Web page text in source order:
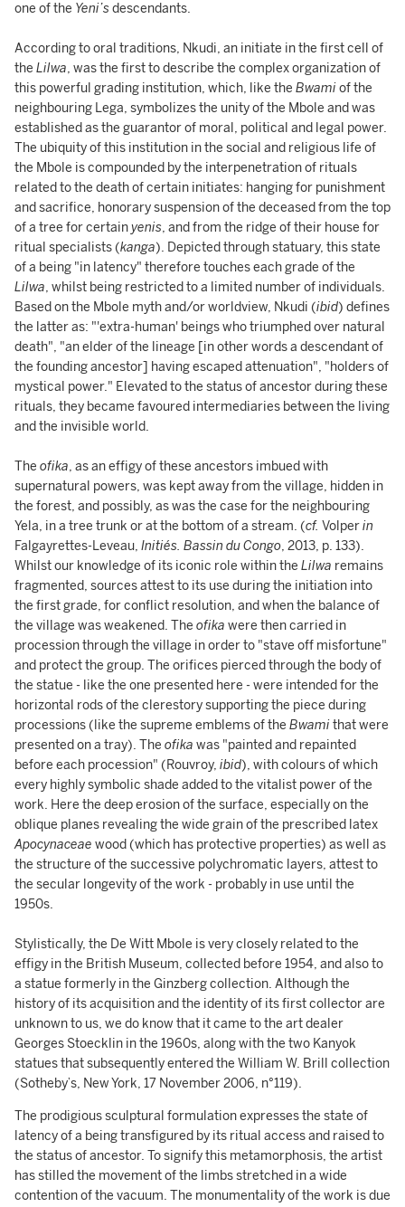
one of the Yeni’sdescendants.
According to oral traditions, Nkudi, an initiate in the first cell of
the Lilwa, was the first to describe the complex organization of
this powerful grading institution, which, like the Bwamiof the
neighbouring Lega, symbolizes the unity of the Mbole and was
established as the guarantor of moral, political and legal power.
The ubiquity of this institution in the social and religious life of
the Mbole is compounded by the interpenetration of rituals
related to the death of certain initiates: hanging for punishment
and sacrifice, honorary suspension of the deceased from the top
of a tree for certainyenis, and from the ridge of their house for
ritual specialists (kanga). Depicted through statuary, this state
of a being "in latency" therefore touches each grade of the
Lilwa, whilst being restricted to a limited number of individuals.
Based on the Mbole myth and/or worldview, Nkudi (ibid) defines
the latter as: "'extra-human' beings who triumphed over natural
death", "an elder of the lineage [in other words a descendant of
the founding ancestor] having escaped attenuation", "holders of
mystical power." Elevated to the status of ancestor during these
rituals, they became favoured intermediaries between the living
and the invisible world.
The ofika, as an effigy of these ancestors imbued with
supernatural powers, was kept away from the village, hidden in
the forest, and possibly, as was the case for the neighbouring
Yela, in a tree trunk or at the bottom of a stream. (cf. Volperin
Falgayrettes-Leveau, Initiés. Bassin du Congo, 2013, p. 133).
Whilst our knowledge of its iconic role within the Lilwa remains
fragmented, sources attest to its use during the initiation into
the first grade, for conflict resolution, and when the balance of
the village was weakened. The ofika were then carried in
procession through the village in order to "stave off misfortune"
and protect the group. The orifices pierced through the body of
the statue - like the one presented here - were intended for the
horizontal rods of the clerestory supporting the piece during
processions (like the supreme emblems of the Bwamithat were
presented on a tray). The ofika was "painted and repainted
before each procession" (Rouvroy, ibid), with colours of which
every highly symbolic shade added to the vitalist power of the
work. Here the deep erosion of the surface, especially on the
oblique planes revealing the wide grain of the prescribed latex
Apocynaceae wood (which has protective properties) as well as
the structure of the successive polychromatic layers, attest to
the secular longevity of the work - probably in use until the
1950s.
Stylistically, the De Witt Mbole is very closely related to the
effigy in the British Museum, collected before 1954, and also to
a statue formerly in the Ginzberg collection. Although the
history of its acquisition and the identity of its first collector are
unknown to us, we do know that it came to the art dealer
Georges Stoecklin in the 1960s, along with the two Kanyok
statues that subsequently entered the William W. Brill collection
(Sotheby’s, New York, 17 November 2006, n°119).
The prodigious sculptural formulation expresses the state of
latency of a being transfigured by its ritual access and raised to
the status of ancestor. To signify this metamorphosis, the artist
has stilled the movement of the limbs stretched in a wide
contention of the vacuum. The monumentality of the work is due